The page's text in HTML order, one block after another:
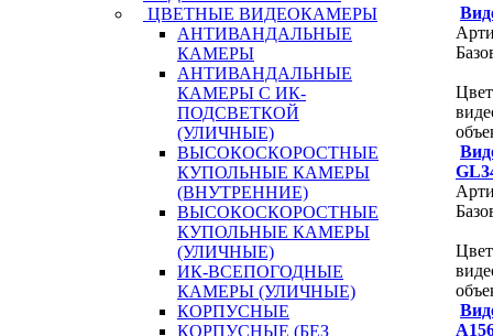
ЦВЕТНЫЕ ВИДЕОКАМЕРЫ
АНТИВАНДАЛЬНЫЕ
КАМЕРЫ
АНТИВАНДАЛЬНЫЕ
КАМЕРЫ С ИК-
ПОДСВЕТКОЙ
(УЛИЧНЫЕ)
ВЫСОКОСКОРОСТНЫЕ
КУПОЛЬНЫЕ КАМЕРЫ
(ВНУТРЕННИЕ)
ВЫСОКОСКОРОСТНЫЕ
КУПОЛЬНЫЕ КАМЕРЫ
(УЛИЧНЫЕ)
ИК-ВСЕПОГОДНЫЕ
КАМЕРЫ (УЛИЧНЫЕ)
КОРПУСНЫЕ
КОРПУСНЫЕ (БЕЗ